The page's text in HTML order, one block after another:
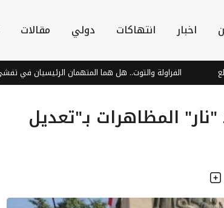
اخبار انتهاكات دولي مقالات
الفراولة والتوت.. هل هما المتهمان الرئيسيان في تفشي عدوى
المظاهرات بـ"تعديل